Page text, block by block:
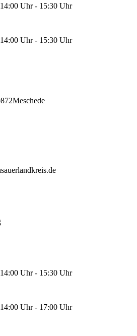
Uhr - 15:30 Uhr
Uhr - 15:30 Uhr
Meschede
Uhr - 15:30 Uhr
Uhr - 17:00 Uhr